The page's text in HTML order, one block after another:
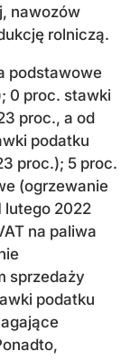
nawozów
rolniczą.
podstawowe
0 proc. stawki
proc., a od
podatku
proc.); 5 proc.
(ogrzewanie
lutego 2022
na paliwa
sprzedaży
podatku